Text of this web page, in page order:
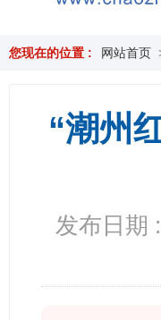
您现在的位置 : 网站首页
“潮州
发布日期